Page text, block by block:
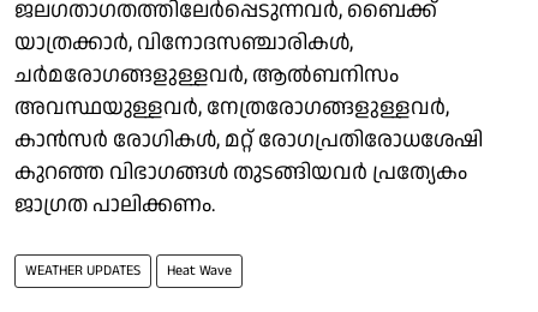
ജലഗതാഗതത്തിലേർപ്പെടുന്നവർ, ബൈക്ക്
യാത്രക്കാർ, വിനോദസഞ്ചാരികൾ,
ചർമരോഗങ്ങളുള്ളവർ, ആൽബനിസം
അവസ്ഥയുള്ളവർ, നേത്രരോഗങ്ങളുള്ളവർ,
കാൻസർ രോഗികൾ, മറ്റ് രോഗപ്രതിരോധശേഷി
കുറഞ്ഞ വിഭാഗങ്ങൾ തുടങ്ങിയവർ പ്രത്യേകം
ജാഗ്രത പാലിക്കണം.
WEATHER UPDATES Heat Wave